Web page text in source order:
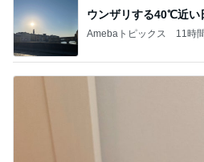
ウンザリする40℃近い
Amebaトピックス 11時